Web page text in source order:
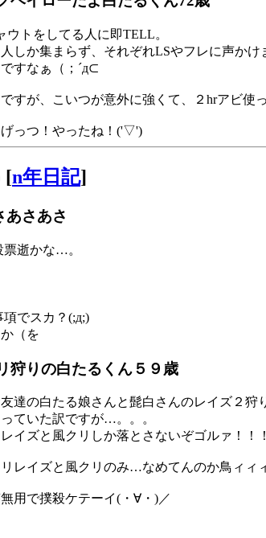
ウトをしてる人に即TELL。
しか集まらず、それぞれLSやフレに声か
すなぁ（；´д⊂
すが、こいつが意外に強くて、２hrアビ使
っつ！やったね！('▽')
[n年日記]
あさあさ
票逝かな…。
項でスカ？(;д;)
（を
狩りの白たるくん５９歳
達の白たる娘さんと髭白さんのレイズ２狩
ていた訳ですが…。。。
イズと風クリしか落とさないぞゴルァ！！
レイズと風クリのみ…なめてんのか鳥ィィィ
用で撲殺ケテーイ(・∀・)／